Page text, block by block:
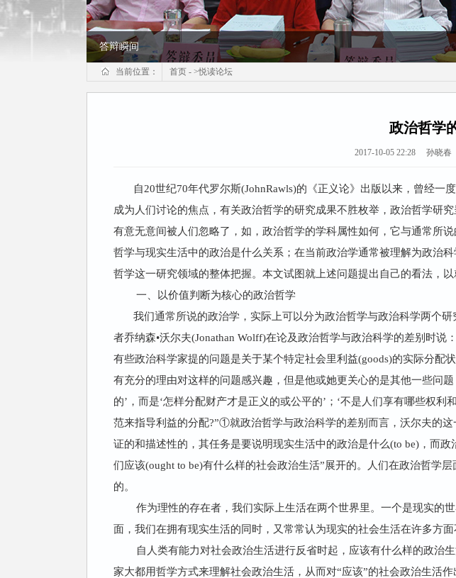
答辩瞬间
当前位置： 首页 - >悦读论坛
政治哲学
2017-10-05 22:28 孙晓
自20世纪70年代罗尔斯(JohnRawls)的《正义论》出版以来，曾经一
成为人们讨论的焦点，有关政治哲学的研究成果不胜枚举，政治哲学研
有意无意间被人们忽略了，如，政治哲学的学科属性如何，它与通常所
哲学与现实生活中的政治是什么关系；在当前政治学通常被理解为政治
哲学这一研究领域的整体把握。本文试图就上述问题提出自己的看法，以
一、以价值判断为核心的政治哲学
我们通常所说的政治学，实际上可以分为政治哲学与政治科学两个
者乔纳森•沃尔夫(Jonathan Wolff)在论及政治哲学与政治科学的差别时
有些政治科学家提的问题是关于某个特定社会里利益(goods)的实际分配
有充分的理由对这样的问题感兴趣，但是他或她更关心的是其他一些问
的’，而是‘怎样分配财产才是正义的或公平的’；‘不是人们享有哪些权
范来指导利益的分配?”①就政治哲学与政治科学的差别而言，沃尔夫的
证的和描述性的，其任务是要说明现实生活中的政治是什么(to be)，而
们应该(ought to be)有什么样的社会政治生活”展开的。人们在政治哲学
的。
作为理性的存在者，我们实际上生活在两个世界里。一个是现实的
面，我们在拥有现实生活的同时，又常常认为现实的社会生活在许多方
自人类有能力对社会政治生活进行反省时起，应该有什么样的政治
家大都用哲学方式来理解社会政治生活，从而对“应该”的社会政治生活